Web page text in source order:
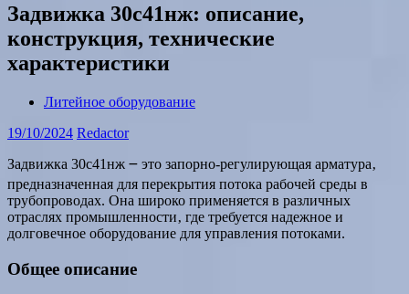
Задвижка 30с41нж: описание,
конструкция, технические
характеристики
Литейное оборудование
19/10/2024 Redactor
Задвижка 30с41нж ౼ это запорно-регулирующая арматура‚
предназначенная для перекрытия потока рабочей среды в
трубопроводах. Она широко применяется в различных
отраслях промышленности‚ где требуется надежное и
долговечное оборудование для управления потоками.
Общее описание